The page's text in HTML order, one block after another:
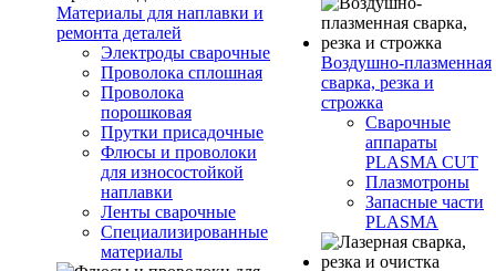
Материалы для наплавки и
ремонта деталей
Электроды сварочные
Проволока сплошная
Проволока
порошковая
Прутки присадочные
Флюсы и проволоки
для износостойкой
наплавки
Ленты сварочные
Специализированные
материалы
Воздушно-плазменная
сварка, резка и
строжка
Сварочные
аппараты
PLASMA CUT
Плазмотроны
Запасные части
PLASMA